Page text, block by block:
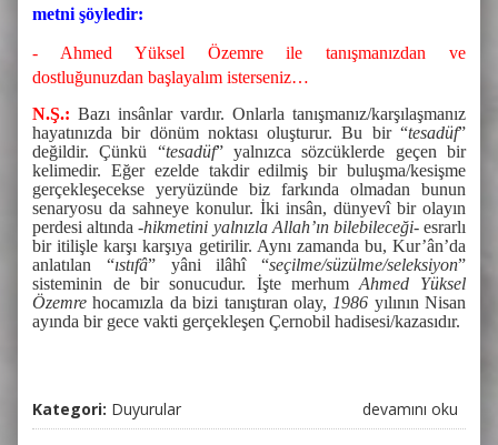
metni şöyledir:
- Ahmed Yüksel Özemre ile tanışmanızdan ve
dostluğunuzdan başlayalım isterseniz…
N.Ş.: Bazı insânlar vardır. Onlarla tanışmanız/karşılaşmanız
hayatınızda bir dönüm noktası oluşturur. Bu bir “tesadüf”
değildir. Çünkü “tesadüf” yalnızca sözcüklerde geçen bir
kelimedir. Eğer ezelde takdir edilmiş bir buluşma/kesişme
gerçekleşecekse yeryüzünde biz farkında olmadan bunun
senaryosu da sahneye konulur. İki insân, dünyevî bir olayın
perdesi altında -hikmetini yalnızla Allah’ın bilebileceği- esrarlı
bir itilişle karşı karşıya getirilir. Aynı zamanda bu, Kur’ân’da
anlatılan “ıstıfâ” yâni ilâhî “seçilme/süzülme/seleksiyon”
sisteminin de bir sonucudur. İşte merhumAhmed Yüksel
Özemre hocamızla da bizi tanıştıran olay, 1986 yılının Nisan
ayında bir gece vakti gerçekleşen Çernobil hadisesi/kazasıdır.
Kategori: Duyurular
İki Denizin
devamını oku